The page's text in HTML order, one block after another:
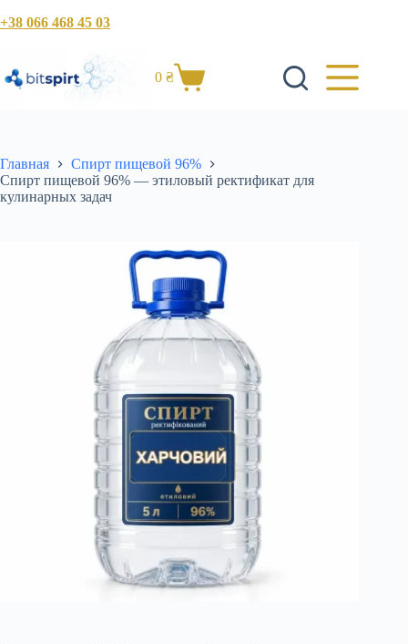
к
+38 066 468 45 03
Корзина
0 ₴
Главная
Спирт пищевой 96%
Спирт пищевой 96% — этиловый ректификат для
кулинарных задач